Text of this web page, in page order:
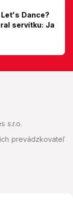
Dance?
servítku: Ja
s.r.o.
prevádzkovateľ